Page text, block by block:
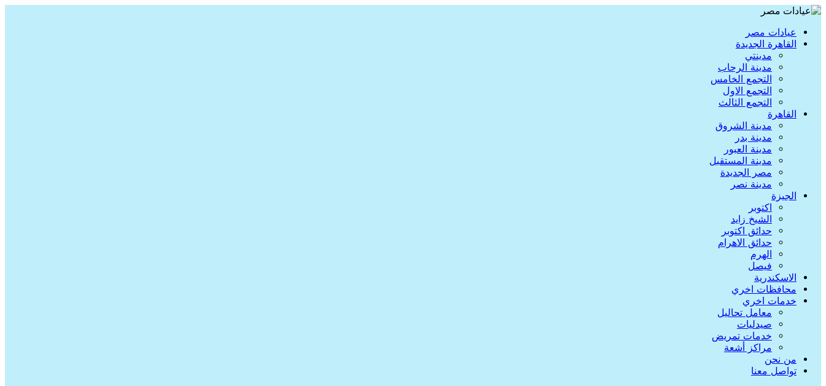
عيادات مصر
القاهرة الجديدة
مدينتي
مدينة الرحاب
التجمع الخامس
التجمع الاول
التجمع الثالث
القاهرة
مدينة الشروق
مدينة بدر
مدينة العبور
مدينة المستقبل
مصر الجديدة
مدينة نصر
الجيزة
اكتوبر
الشيخ زايد
حدائق اكتوبر
حدائق الاهرام
الهرم
فيصل
الاسكندرية
محافظات اخري
خدمات اخري
معامل تحاليل
صيدليات
خدمات تمريض
مراكز أشعة
من نحن
تواصل معنا